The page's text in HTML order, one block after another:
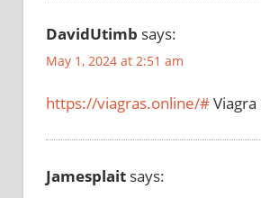
DavidUtimb says:
May 1, 2024 at 2:51 am
https://viagras.online/#
Jamesplait says: